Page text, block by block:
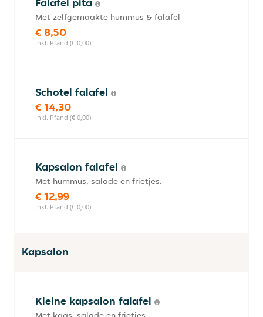
Met zelfgemaakte hummus & falafel
€ 8,50
inkl. Pfand (€ 0,00)
Schotel falafel
€ 14,30
inkl. Pfand (€ 0,00)
Kapsalon falafel
Met hummus, salade en frietjes.
€ 12,99
inkl. Pfand (€ 0,00)
Kapsalon
Kleine kapsalon falafel